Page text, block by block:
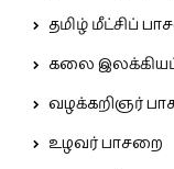
தமிழ் மீட்சிப்
கலை
வழக்கறிஞர்
உழவர் பாசறை